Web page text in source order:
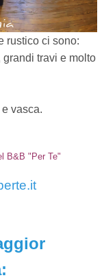
rustico ci sono:
travi e molto
e vasca.
B&B "Per Te"